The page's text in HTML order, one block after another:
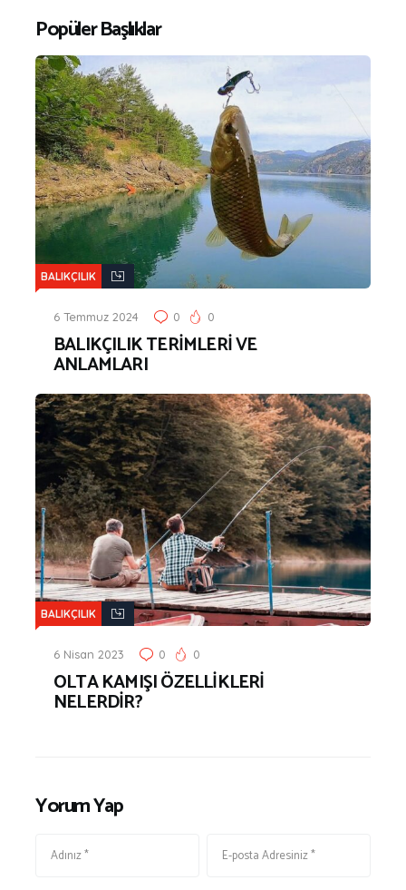
Popüler Başlıklar
BALIKÇILIK
6 Temmuz 2024 0 0
BALIKÇILIK TERİMLERİ VE
ANLAMLARI
BALIKÇILIK
6 Nisan 2023 0 0
OLTA KAMIŞI ÖZELLİKLERİ
NELERDİR?
Yorum Yap